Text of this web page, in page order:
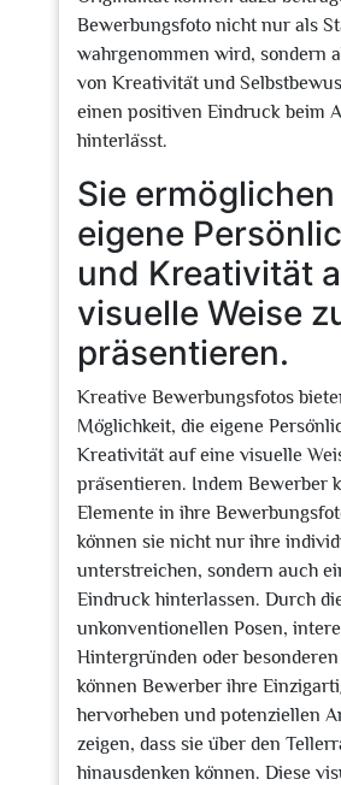
Bewerbungsfoto nicht nur als
wahrgenommen wird, sondern
von Kreativität und
einen positiven Eindruck beim
hinterlässt.
Sie
eigene
und Kreativität
visuelle Weise
präsentieren.
Kreative Bewerbungsfotos
Möglichkeit, die eigene
Kreativität auf eine visuelle
präsentieren. Indem Bewerber
Elemente in ihre
können sie nicht nur ihre
unterstreichen, sondern auch
Eindruck hinterlassen. Durch
unkonventionellen Posen,
Hintergründen oder
können Bewerber ihre
hervorheben und potenziellen
zeigen, dass sie über den
hinausdenken können. Diese